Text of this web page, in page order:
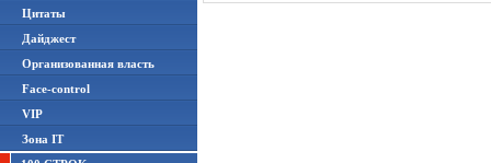
Цитаты
Дайджест
Организованная власть
Face-control
VIP
Зона IT